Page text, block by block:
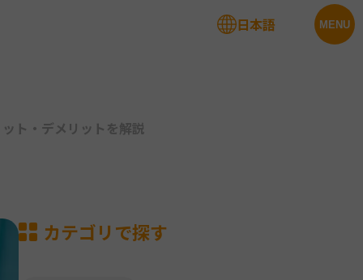
MENU
日本語
ト・デメリットを解説
カテゴリで探す